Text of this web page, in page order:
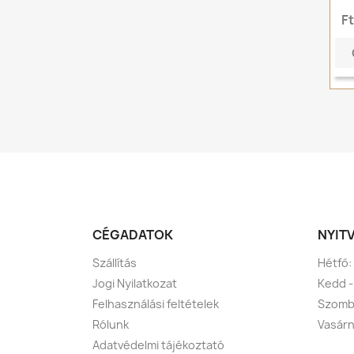
CÉGADATOK
Szállítás
Jogi Nyilatkozat
Felhasználási feltételek
Rólunk
Adatvédelmi tájékoztató
Hétfő:
Kedd